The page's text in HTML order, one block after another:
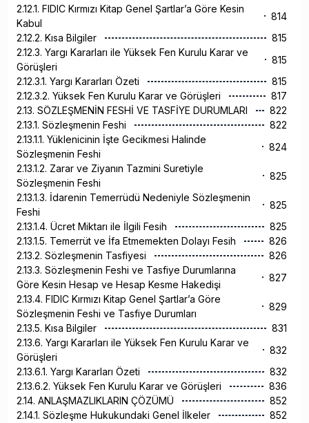
2.12.1. FIDIC Kırmızı Kitap Genel Şartlar’a Göre Kesin
Kabul
814
2.12.2. Kısa Bilgiler
815
2.12.3. Yargı Kararları ile Yüksek Fen Kurulu Karar ve
Görüşleri
815
2.12.3.1. Yargı Kararları Özeti
815
2.12.3.2. Yüksek Fen Kurulu Karar ve Görüşleri
817
2.13. SÖZLEŞMENİN FESHİ VE TASFİYE DURUMLARI
822
2.13.1. Sözleşmenin Feshi
822
2.13.1.1. Yüklenicinin İşte Gecikmesi Halinde
Sözleşmenin Feshi
824
2.13.1.2. Zarar ve Ziyanın Tazmini Suretiyle
Sözleşmenin Feshi
825
2.13.1.3. İdarenin Temerrüdü Nedeniyle Sözleşmenin
Feshi
825
2.13.1.4. Ücret Miktarı ile İlgili Fesih
825
2.13.1.5. Temerrüt ve İfa Etmemekten Dolayı Fesih
826
2.13.2. Sözleşmenin Tasfiyesi
826
2.13.3. Sözleşmenin Feshi ve Tasfiye Durumlarına
Göre Kesin Hesap ve Hesap Kesme Hakedişi
827
2.13.4. FIDIC Kırmızı Kitap Genel Şartlar’a Göre
Sözleşmenin Feshi ve Tasfiye Durumları
829
2.13.5. Kısa Bilgiler
831
2.13.6. Yargı Kararları ile Yüksek Fen Kurulu Karar ve
Görüşleri
832
2.13.6.1. Yargı Kararları Özeti
832
2.13.6.2. Yüksek Fen Kurulu Karar ve Görüşleri
836
2.14. ANLAŞMAZLIKLARIN ÇÖZÜMÜ
852
2.14.1. Sözleşme Hukukundaki Genel İlkeler
852